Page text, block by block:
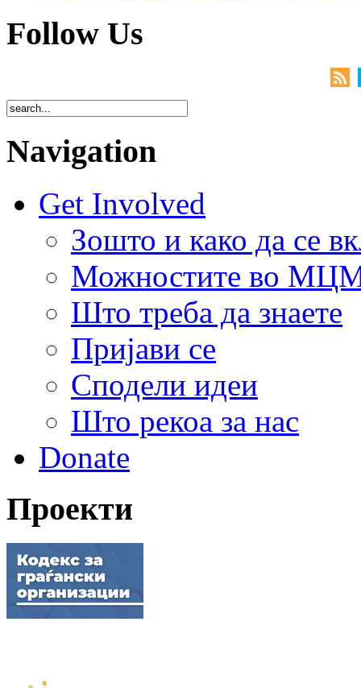
Follow Us
Navigation
Get Involved
Зошто и како да се
Можностите во
Што треба да знаете
Пријави се
Сподели идеи
Што рекоа за нас
Donate
Проекти